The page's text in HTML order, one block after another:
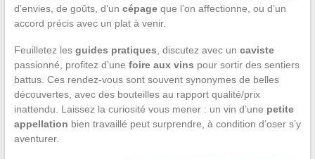
d’envies, de goûts, d’un cépageque l’on affectionne, ou d’un
accord précis avec un plat à venir.
Feuilletez les guides pratiques , discutez avec un caviste
passionné, profitez d’une foire aux vins pour sortir des sentiers
battus. Ces rendez-vous sont souvent synonymes de belles
découvertes, avec des bouteilles au rapport qualité/prix
inattendu. Laissez la curiosité vous mener : un vin d’une petite
appellation bien travaillé peut surprendre, à condition d’oser s’y
aventurer.